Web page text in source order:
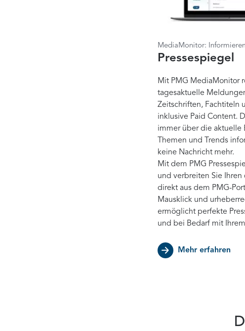
MediaMonitor:
Pressespiegel
Mit PMG MediaMonitor
tagesaktuelle
Zeitschriften, Fachtiteln
inklusive Paid Content.
immer über die aktuelle
Themen und Trends
keine Nachricht mehr.
Mit dem PMG
und verbreiten Sie Ihren
direkt aus dem PMG-
Mausklick und
ermöglicht perfekte
und bei Bedarf mit
Mehr erfahren